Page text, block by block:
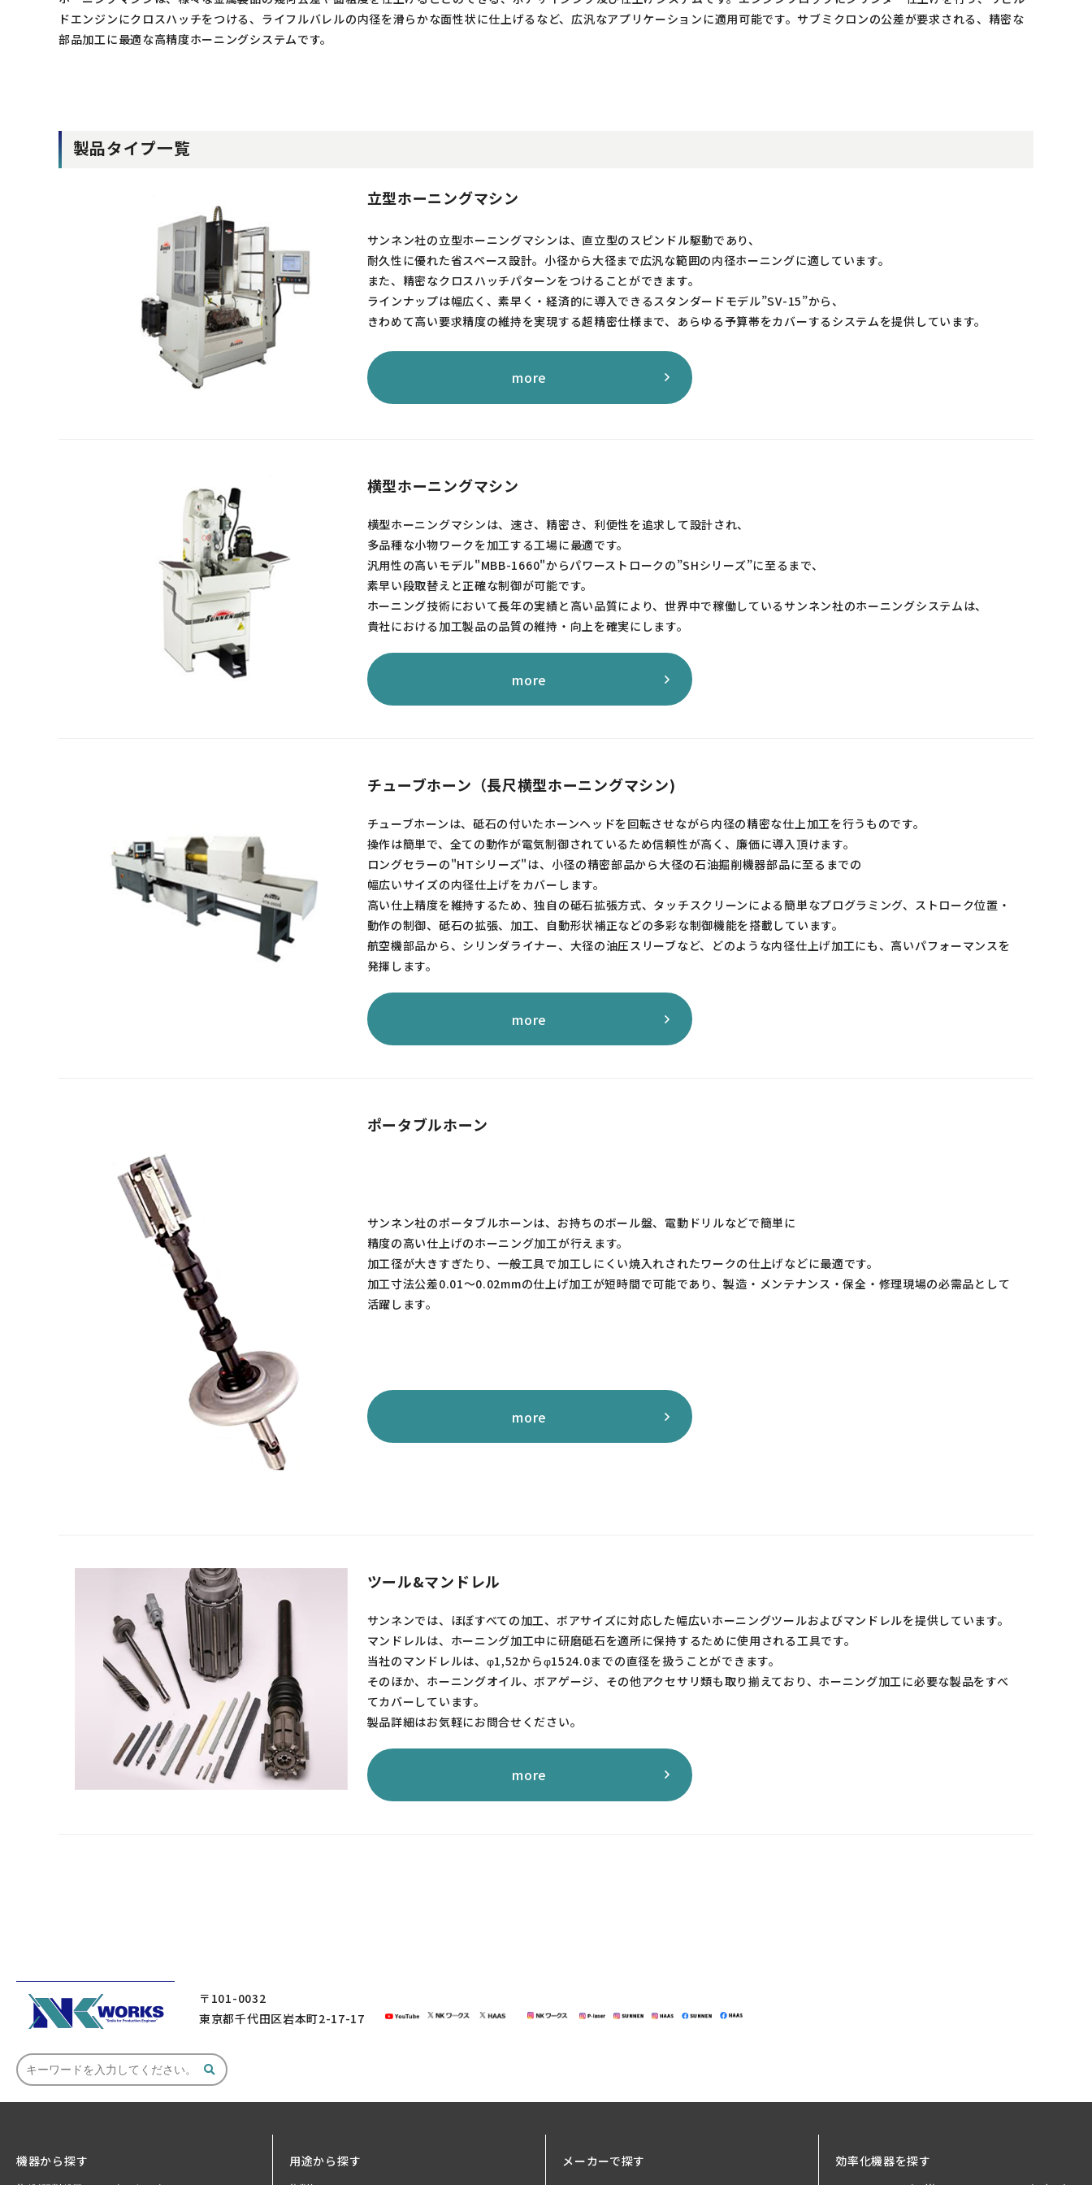
ドエンジンにクロスハッチをつける、ライフルバレルの内径を滑らかな面性状に仕上げるなど、広汎なアプリケーションに適用可能です。サブミクロンの公差が要求される、精密な
部品加工に最適な高精度ホーニングシステムです。
製品タイプ一覧
立型ホーニングマシン
サンネン社の立型ホーニングマシンは、直立型のスピンドル駆動であり、
耐久性に優れた省スペース設計。小径から大径まで広汎な範囲の内径ホーニングに適しています。
また、精密なクロスハッチパターンをつけることができます。
ラインナップは幅広く、素早く・経済的に導入できるスタンダードモデル”SV-15”から、
きわめて高い要求精度の維持を実現する超精密仕様まで、あらゆる予算帯をカバーするシステムを提供しています。
more
横型ホーニングマシン
横型ホーニングマシンは、速さ、精密さ、利便性を追求して設計され、
多品種な小物ワークを加工する工場に最適です。
汎用性の高いモデル"MBB-1660"からパワーストロークの”SHシリーズ”に至るまで、
素早い段取替えと正確な制御が可能です。
ホーニング技術において長年の実績と高い品質により、世界中で稼働しているサンネン社のホーニングシステムは、
貴社における加工製品の品質の維持・向上を確実にします。
more
チューブホーン（長尺横型ホーニングマシン)
チューブホーンは、砥石の付いたホーンヘッドを回転させながら内径の精密な仕上加工を行うものです。
操作は簡単で、全ての動作が電気制御されているため信頼性が高く、廉価に導入頂けます。
ロングセラーの"HTシリーズ"は、小径の精密部品から大径の石油掘削機器部品に至るまでの
幅広いサイズの内径仕上げをカバーします。
高い仕上精度を維持するため、独自の砥石拡張方式、タッチスクリーンによる簡単なプログラミング、ストローク位置・
動作の制御、砥石の拡張、加工、自動形状補正などの多彩な制御機能を搭載しています。
航空機部品から、シリンダライナー、大径の油圧スリーブなど、どのような内径仕上げ加工にも、高いパフォーマンスを
発揮します。
more
ポータブルホーン
サンネン社のポータブルホーンは、お持ちのボール盤、電動ドリルなどで簡単に
精度の高い仕上げのホーニング加工が行えます。
加工径が大きすぎたり、一般工具で加工しにくい焼入れされたワークの仕上げなどに最適です。
加工寸法公差0.01～0.02mmの仕上げ加工が短時間で可能であり、製造・メンテナンス・保全・修理現場の必需品として
活躍します。
more
ツール&マンドレル
サンネンでは、ほぼすべての加工、ボアサイズに対応した幅広いホーニングツールおよびマンドレルを提供しています。
マンドレルは、ホーニング加工中に研磨砥石を適所に保持するために使用される工具です。
当社のマンドレルは、φ1,52からφ1524.0までの直径を扱うことができます。
そのほか、ホーニングオイル、ボアゲージ、その他アクセサリ類も取り揃えており、ホーニング加工に必要な製品をすべ
てカバーしています。
製品詳細はお気軽にお問合せください。
more
〒101-0032
東京都千代田区岩本町2-17-17
機器から探す 用途から探す メーカーで探す 効率化機器を探す